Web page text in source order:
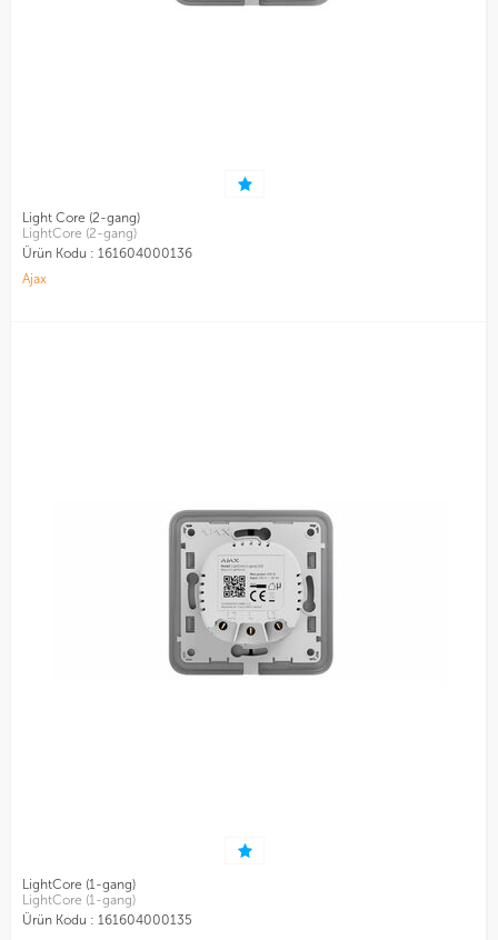
Light Core (2-gang)
LightCore (2-gang)
Ürün Kodu : 161604000136
Ajax
LightCore (1-gang)
LightCore (1-gang)
Ürün Kodu : 161604000135